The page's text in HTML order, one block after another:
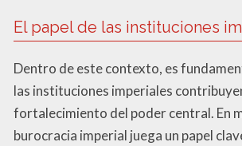
El papel de las instituciones
Dentro de este contexto, es
las instituciones imperiales
fortalecimiento del poder central. En
burocracia imperial juega un papel